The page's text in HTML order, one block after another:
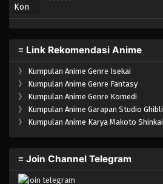
≡ Link Rekomendasi Anime
》 Kumpulan Anime Genre Isekai
》 Kumpulan Anime Genre Fantasy
》 Kumpulan Anime Genre Komedi
》 Kumpulan Anime Garapan Studio Ghibli
》 Kumpulan Anime Karya Makoto Shinkai
≡ Join Channel Telegram